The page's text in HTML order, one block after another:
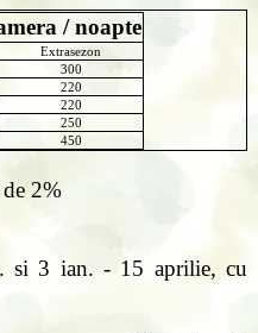
/ noapte
Extrasezon
300
220
220
250
450
2%
si 3 ian. - 15 aprilie, cu